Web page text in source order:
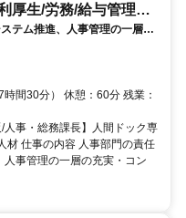
厚生/労務/給与管理人
テム推進、人事管理の一層の
任者として：個人情報管理は
援・諸届出、規程類管理
間30分） 休憩：60分 残業：
事・総務課長】人間ドック専
材 仕事の内容 人事部門の責任
事管理の一層の充実・コン